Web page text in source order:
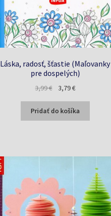
Láska, radosť, šťastie (Maľovanky
pre dospelých)
3,99€
Pôvodná
bola:
3,99 €.
3,79€Aktuálna
je:
3,79 €.
Pridať do košíka